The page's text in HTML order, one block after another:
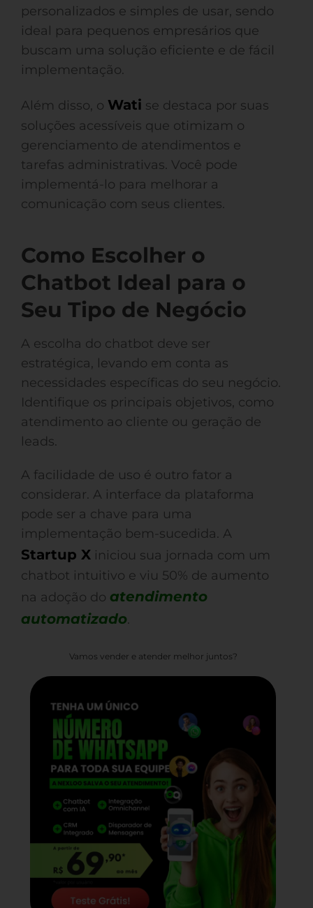
personalizados e simples de usar, sendo
ideal para pequenos empresários que
buscam uma solução eficiente e de fácil
implementação.
Além disso, o Wati se destaca por suas
soluções acessíveis que otimizam o
gerenciamento de atendimentos e
tarefas administrativas. Você pode
implementá-lo para melhorar a
comunicação com seus clientes.
Como Escolher o
Chatbot Ideal para o
Seu Tipo de Negócio
A escolha do chatbot deve ser
estratégica, levando em conta as
necessidades específicas do seu negócio.
Identifique os principais objetivos, como
atendimento ao cliente ou geração de
leads.
A facilidade de uso é outro fator a
considerar. A interface da plataforma
pode ser a chave para uma
implementação bem-sucedida. A
Startup X iniciou sua jornada com um
chatbot intuitivo e viu 50% de aumento
na adoção do atendimento
automatizado.
Vamos vender e atender melhor juntos?